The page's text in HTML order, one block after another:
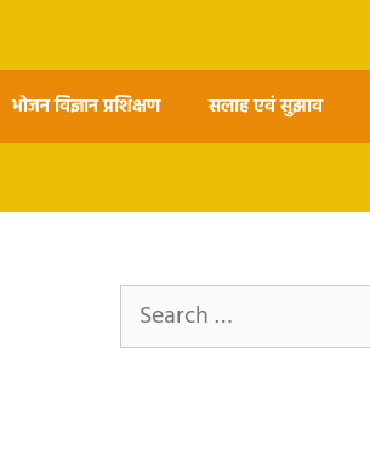
भोजन विज्ञान प्रशिक्षण सलाह एवं सुझाव
Search
for: